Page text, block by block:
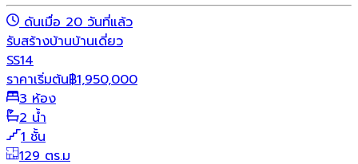
ดันเมื่อ 20 วันที่แล้ว
รับสร้างบ้านบ้านเดี่ยว
SS14
ราคาเริ่มต้น฿1,950,000
3 ห้อง
2 น้ำ
1 ชั้น
129 ตร.ม